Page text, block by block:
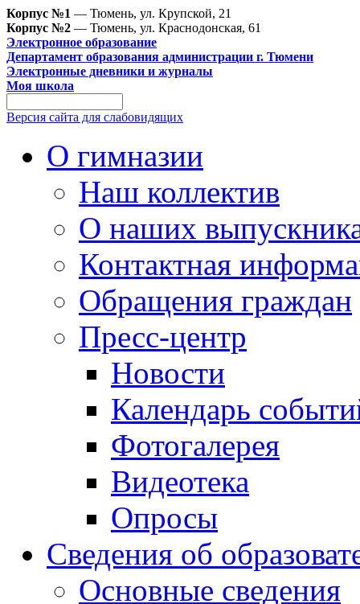
Корпус №1 — Тюмень, ул. Крупской, 21
Корпус №2 — Тюмень, ул. Краснодонская, 61
Электронное образование
Департамент образования администрации г. Тюмени
Электронные дневники и журналы
Моя школа
Версия сайта для слабовидящих
О гимназии
Наш коллектив
О наших
Контактная
Обращения граждан
Пресс-центр
Новости
Календарь
Фотогалерея
Видеотека
Опросы
Сведения об
Основные сведения